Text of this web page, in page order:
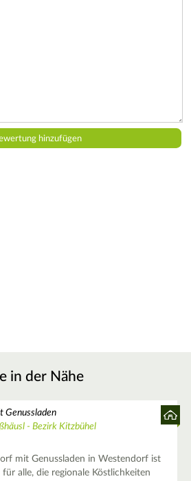
in der Nähe
Genussladen
- Bezirk Kitzbühel
mit Genussladen in Westendorf ist
alle, die regionale Köstlichkeiten